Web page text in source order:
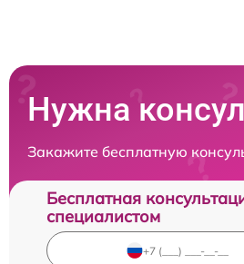
Нужна
Закажите бесплатную
Бесплатная
специалистом